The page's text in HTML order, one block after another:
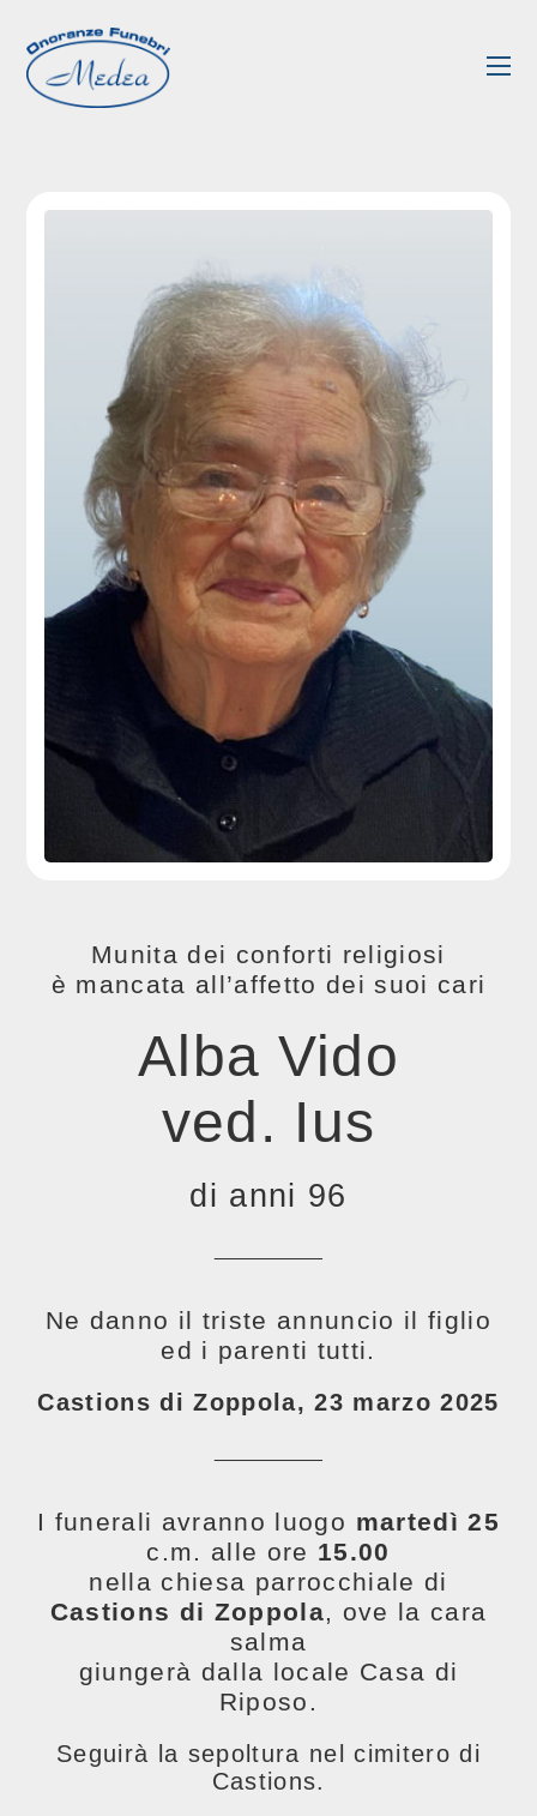
Munita dei conforti religiosi
è mancata all’affetto dei suoi cari
Alba Vido
ved. Ius
di anni 96
Ne danno il triste annuncio il figlio
ed i parenti tutti.
Castions di Zoppola, 23 marzo 2025
I funerali avranno luogo martedì 25
c.m. alle ore 15.00
nella chiesa parrocchiale di
Castions di Zoppola, ove la cara
salma
giungerà dalla locale Casa di
Riposo.
Seguirà la sepoltura nel cimitero di
Castions.